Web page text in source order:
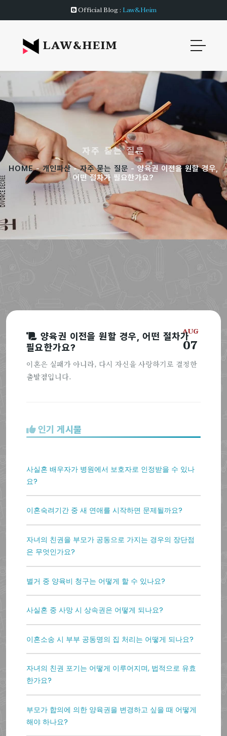
Official Blog : Law&Heim
LAW&HEIM
자주 묻는 질문
HOME-개인파산-자주 묻는 질문 - 양육권 이전을 원할 경우,
어떤 절차가 필요한가요?
AUG
07
양육권 이전을 원할 경우, 어떤 절차가
필요한가요?
이혼은 실패가 아니라, 다시 자신을 사랑하기로 결정한
출발점입니다.
인기 게시물
사실혼 배우자가 병원에서 보호자로 인정받을 수 있나
요?
이혼숙려기간 중 새 연애를 시작하면 문제될까요?
자녀의 친권을 부모가 공동으로 가지는 경우의 장단점
은 무엇인가요?
별거 중 양육비 청구는 어떻게 할 수 있나요?
사실혼 중 사망 시 상속권은 어떻게 되나요?
이혼소송 시 부부 공동명의 집 처리는 어떻게 되나요?
자녀의 친권 포기는 어떻게 이루어지며, 법적으로 유효
한가요?
부모가 합의에 의한 양육권을 변경하고 싶을 때 어떻게
해야 하나요?